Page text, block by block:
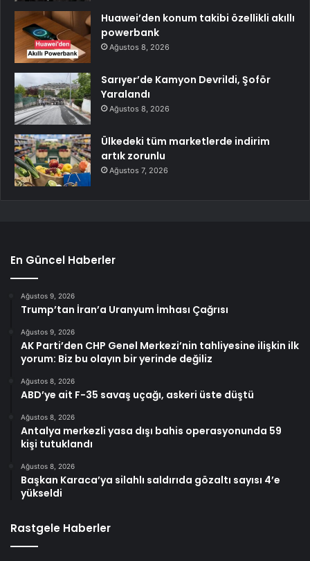
Huawei’den konum takibi özellikli akıllı
powerbank
Ağustos 8, 2026
Sarıyer’de Kamyon Devrildi, Şoför
Yaralandı
Ağustos 8, 2026
Ülkedeki tüm marketlerde indirim
artık zorunlu
Ağustos 7, 2026
En Güncel Haberler
Ağustos 9, 2026
Trump’tan İran’a Uranyum İmhası Çağrısı
Ağustos 9, 2026
AK Parti’den CHP Genel Merkezi’nin tahliyesine ilişkin ilk
yorum: Biz bu olayın bir yerinde değiliz
Ağustos 8, 2026
ABD’ye ait F-35 savaş uçağı, askeri üste düştü
Ağustos 8, 2026
Antalya merkezli yasa dışı bahis operasyonunda 59
kişi tutuklandı
Ağustos 8, 2026
Başkan Karaca’ya silahlı saldırıda gözaltı sayısı 4’e
yükseldi
Rastgele Haberler